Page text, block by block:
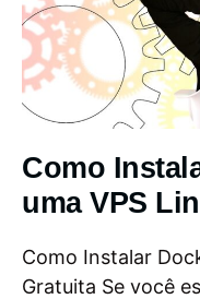
Como
uma VPS
Como Instalar
Gratuita Se você